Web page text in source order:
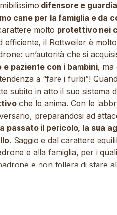
difensore e
cane per la famiglia e da
molto protettivo nei
efficiente, il Rottweiler è molto
un’autorità che si
e paziente con i bambini, ma
a “fare i furbi”!
subito in atto il suo sistema
che lo anima. Con le
preparandosi ad
passato il pericolo, la sua
. Saggio e dal carattere
e alla famiglia, per i
e non tollera di stare